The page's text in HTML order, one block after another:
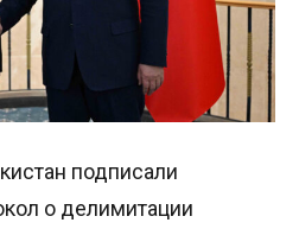
подписали
о делимитации